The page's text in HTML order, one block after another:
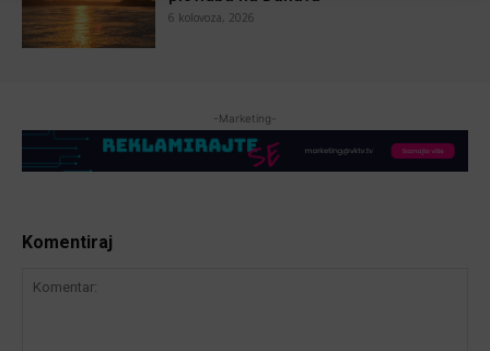
6 kolovoza, 2026
-Marketing-
Komentiraj